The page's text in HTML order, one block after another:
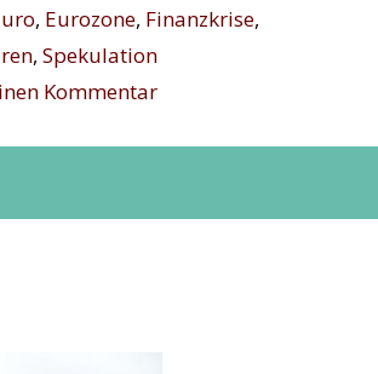
, Eurozone, Finanzkrise,
, Spekulation
Kommentar